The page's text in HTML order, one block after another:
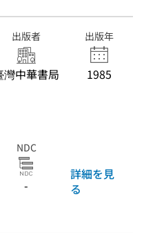
出版者
灣中華書局
出版年
1985
NDC
-
詳細を見
る